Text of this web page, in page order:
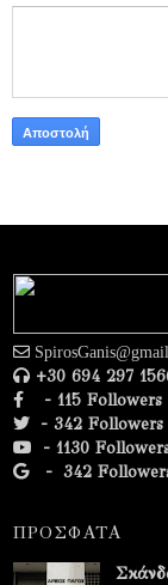
+30 694 297
- 115 Followers
- 342 Followers
- 1130
- 342
ΠΡΟΣΦΑΤΑ